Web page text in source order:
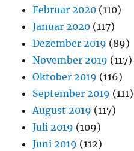
Februar 2020 (110)
Januar 2020 (117)
Dezember 2019 (89)
November 2019 (117)
Oktober 2019 (116)
September 2019 (111)
August 2019 (117)
Juli 2019 (109)
Juni 2019 (112)